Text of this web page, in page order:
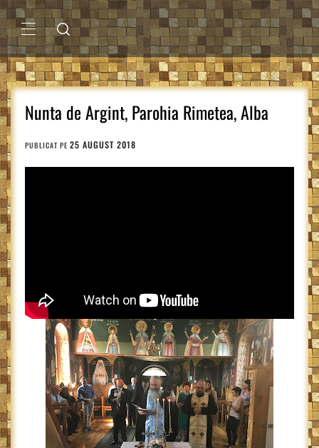
Sari
la
conținutMENIU
PRINCIPAL
Nunta de Argint, Parohia Rimetea, Alba
PUBLICAT PE 25 AUGUST 2018